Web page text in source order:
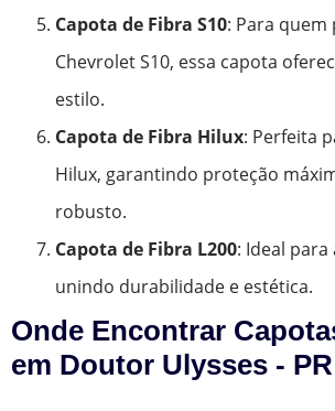
Capota de Fibra S10: Para quem
Chevrolet S10, essa capota
estilo.
Capota de Fibra Hilux: Perfeita
Hilux, garantindo proteção
robusto.
Capota de Fibra L200: Ideal para
unindo durabilidade e estética.
Onde Encontrar
em Doutor Ulysses - PR